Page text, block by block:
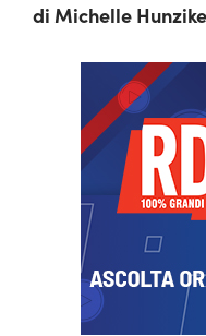
di Michelle